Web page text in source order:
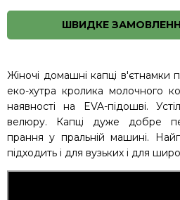
ШВИДКЕ
Жіночі домашні капці в'єтнамки
еко-хутра кролика молочного
наявності на EVA-підошві.
велюру. Капці дуже добре
прання у пральній машині.
підходить і для вузьких і для